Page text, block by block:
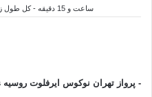
ساعت و 15 دقیقه - کل طول زمان سفر:31 ساعت و 00 دقیقه
- پرواز تهران نوکوس ایرفلوت روسیه Aeroflot Airlines